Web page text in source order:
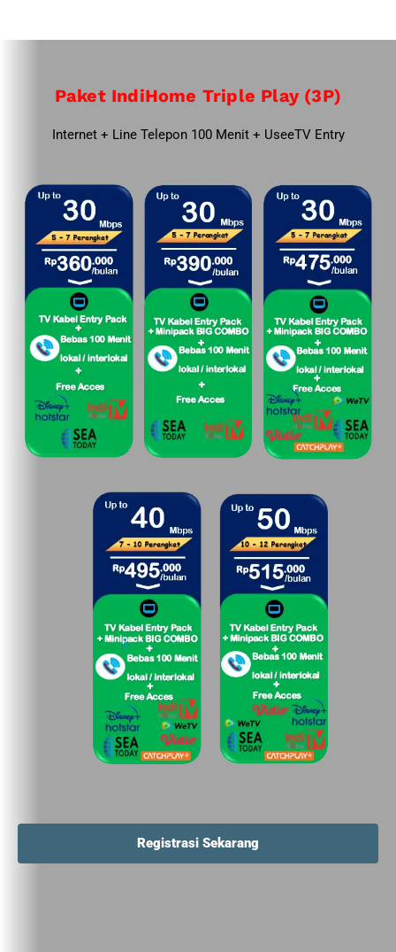
Paket IndiHome Triple Play (3P)
Internet + Line Telepon 100 Menit + UseeTV Entry
Registrasi Sekarang